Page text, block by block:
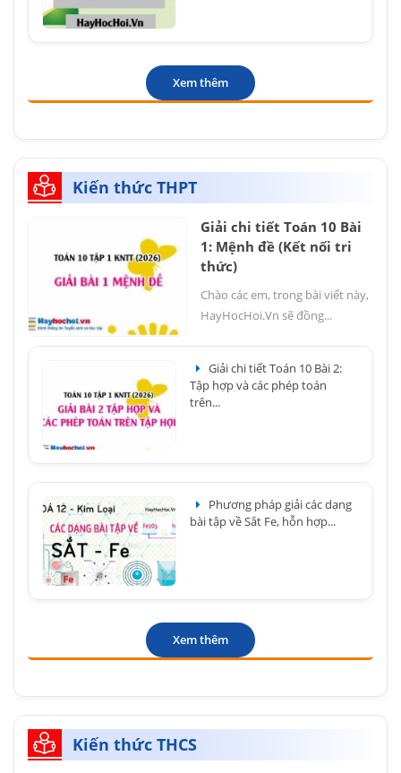
Xem thêm
Kiến thức THPT
Giải chi tiết Toán 10 Bài
1: Mệnh đề (Kết nối tri
thức)
Chào các em, trong bài viết này,
HayHocHoi.Vn sẽ đồng...
Giải chi tiết Toán 10 Bài 2:
Tập hợp và các phép toán
trên...
Phương pháp giải các dạng
bài tập về Sắt Fe, hỗn hợp...
Xem thêm
Kiến thức THCS